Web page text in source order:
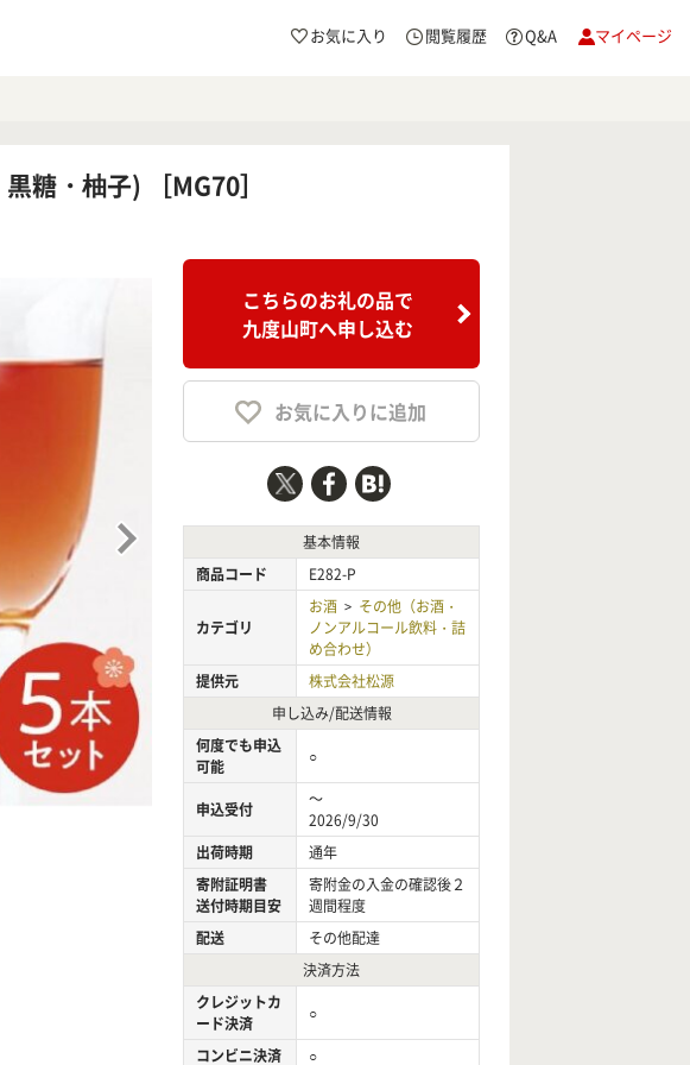
お気に入り 閲覧履歴 Q&A マイページ
糖・柚子) ［MG70］
こちらのお礼の品で
九度山町へ申し込む
お気に入りに追加
基本情報
商品コード
E282-P
カテゴリ
お酒 > その他（お酒・
ノンアルコール飲料・詰
め合わせ）
提供元
株式会社松源
申し込み/配送情報
何度でも申込
可能
○
申込受付
～
2026/9/30
出荷時期
通年
寄附証明書
送付時期目安
寄附金の入金の確認後２
週間程度
配送
その他配達
決済方法
クレジットカ
ード決済
○
コンビニ決済
○